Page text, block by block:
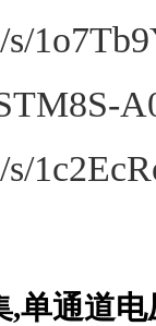
,单通道电